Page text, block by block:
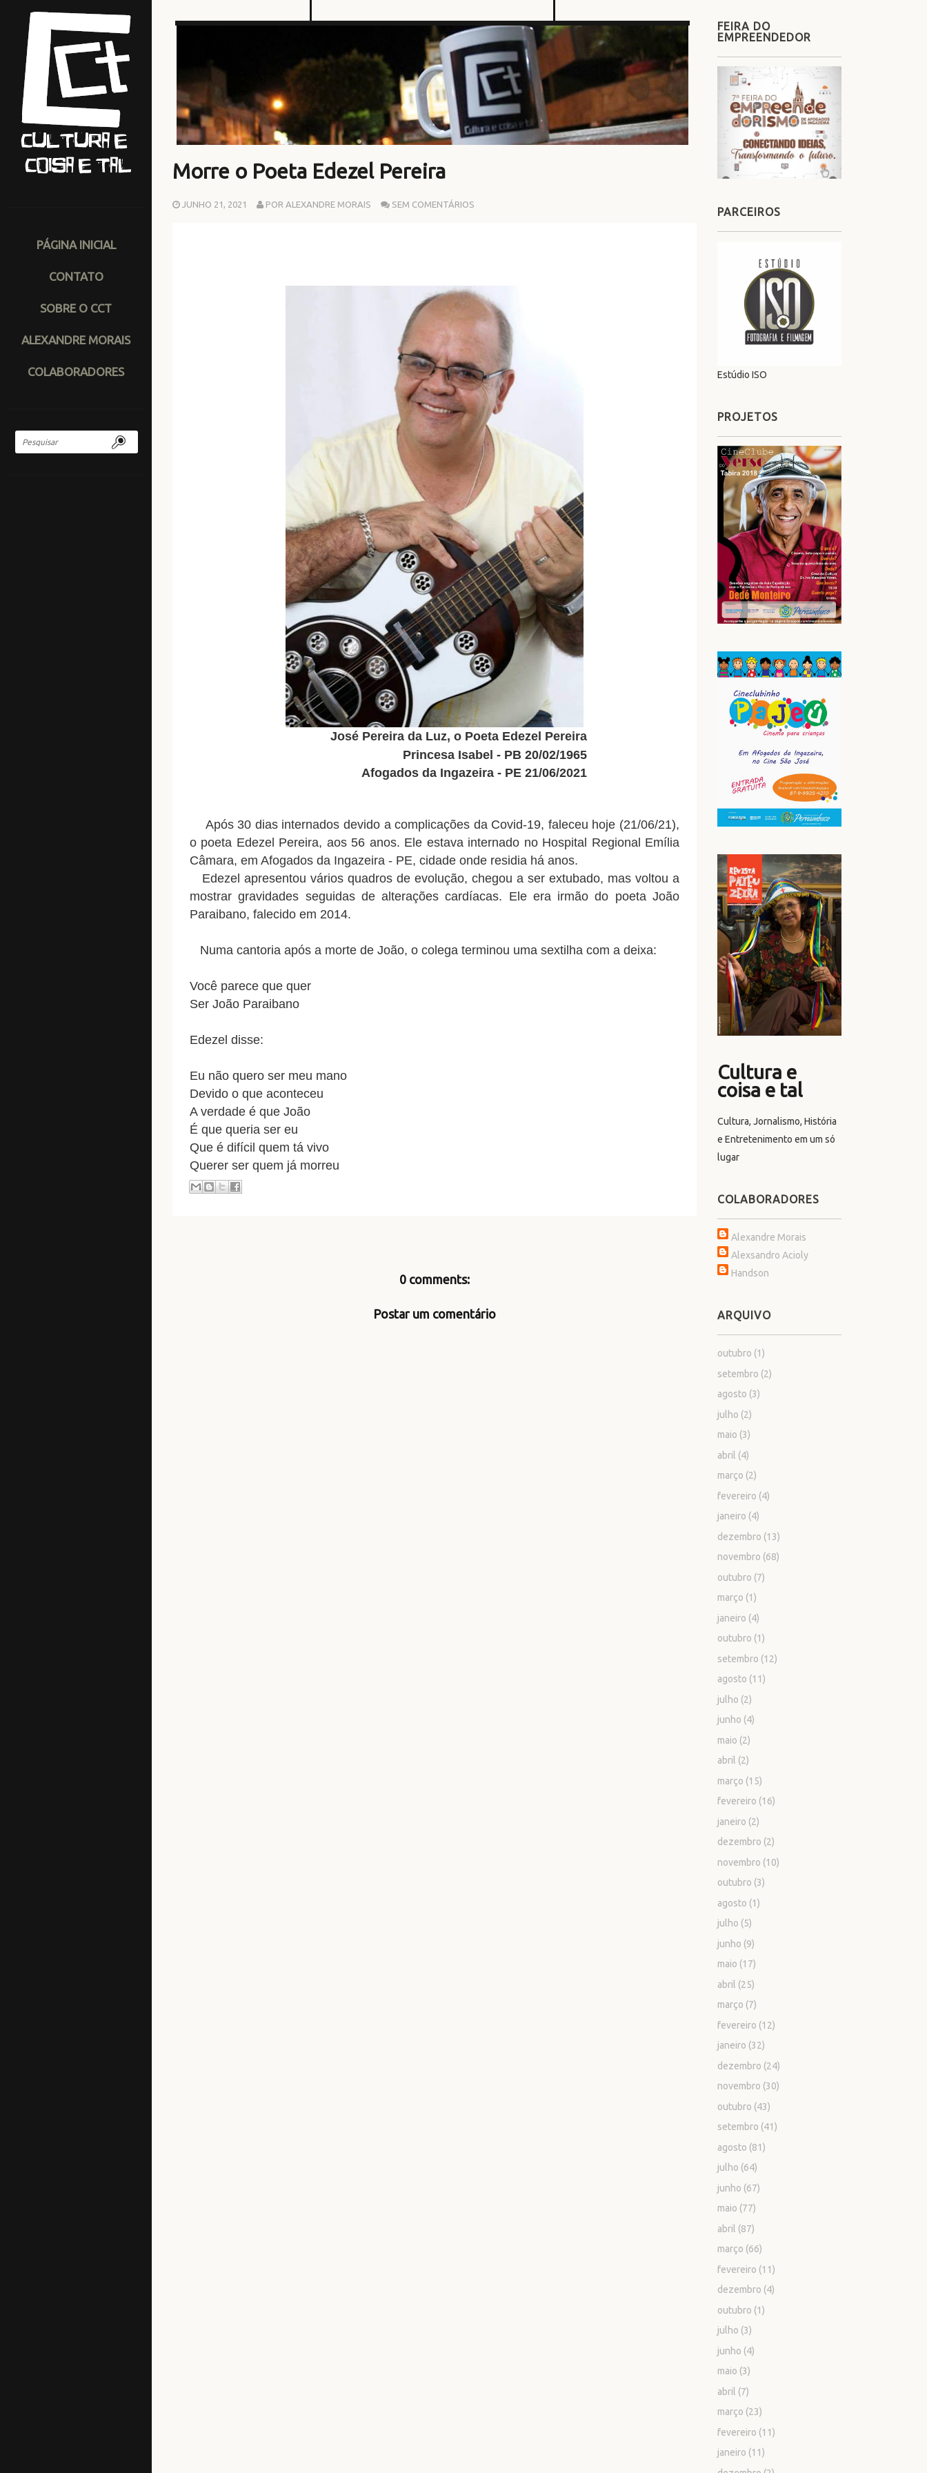
PÁGINA INICIAL
CONTATO
SOBRE O CCT
ALEXANDRE MORAIS
COLABORADORES
Morre o Poeta Edezel Pereira
JUNHO 21, 2021 POR ALEXANDRE MORAIS SEM COMENTÁRIOS
José Pereira da Luz, o Poeta Edezel Pereira
Princesa Isabel - PB 20/02/1965
Afogados da Ingazeira - PE 21/06/2021
Após 30 dias internados devido a complicações da Covid-19, faleceu hoje (21/06/21),
o poeta Edezel Pereira, aos 56 anos. Ele estava internado no Hospital Regional Emília
Câmara, em Afogados da Ingazeira - PE, cidade onde residia há anos.
Edezel apresentou vários quadros de evolução, chegou a ser extubado, mas voltou a
mostrar gravidades seguidas de alterações cardíacas. Ele era irmão do poeta João
Paraibano, falecido em 2014.
Numa cantoria após a morte de João, o colega terminou uma sextilha com a deixa:
Você parece que quer
Ser João Paraibano
Edezel disse:
Eu não quero ser meu mano
Devido o que aconteceu
A verdade é que João
É que queria ser eu
Que é difícil quem tá vivo
Querer ser quem já morreu
0 comments:
Postar um comentário
FEIRA DO
EMPREENDEDOR
PARCEIROS
Estúdio ISO
PROJETOS
Cultura e
coisa e tal
Cultura, Jornalismo, História
e Entretenimento em um só
lugar
COLABORADORES
Alexandre Morais
Alexsandro Acioly
Handson
ARQUIVO
outubro (1)
setembro (2)
agosto (3)
julho (2)
maio (3)
abril (4)
março (2)
fevereiro (4)
janeiro (4)
dezembro (13)
novembro (68)
outubro (7)
março (1)
janeiro (4)
outubro (1)
setembro (12)
agosto (11)
julho (2)
junho (4)
maio (2)
abril (2)
março (15)
fevereiro (16)
janeiro (2)
dezembro (2)
novembro (10)
outubro (3)
agosto (1)
julho (5)
junho (9)
maio (17)
abril (25)
março (7)
fevereiro (12)
janeiro (32)
dezembro (24)
novembro (30)
outubro (43)
setembro (41)
agosto (81)
julho (64)
junho (67)
maio (77)
abril (87)
março (66)
fevereiro (11)
dezembro (4)
outubro (1)
julho (3)
junho (4)
maio (3)
abril (7)
março (23)
fevereiro (11)
janeiro (11)